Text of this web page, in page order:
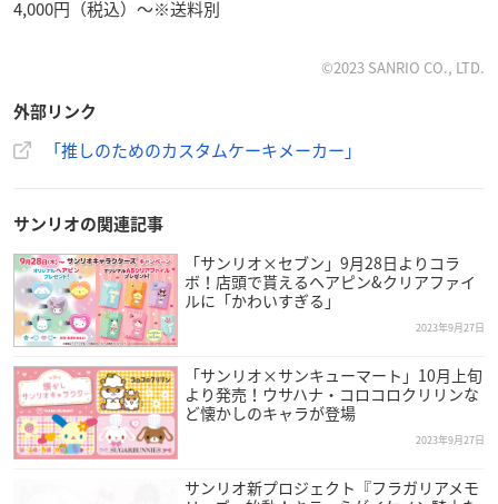
4,000円（税込）～※送料別
©2023 SANRIO CO., LTD.
外部リンク
「推しのためのカスタムケーキメーカー」
サンリオの関連記事
「サンリオ×セブン」9月28日よりコラ
ボ！店頭で貰えるヘアピン&クリアファイ
ルに「かわいすぎる」
2023年9月27日
「サンリオ×サンキューマート」10月上旬
より発売！ウサハナ・コロコロクリリンな
ど懐かしのキャラが登場
2023年9月27日
サンリオ新プロジェクト『フラガリアメモ